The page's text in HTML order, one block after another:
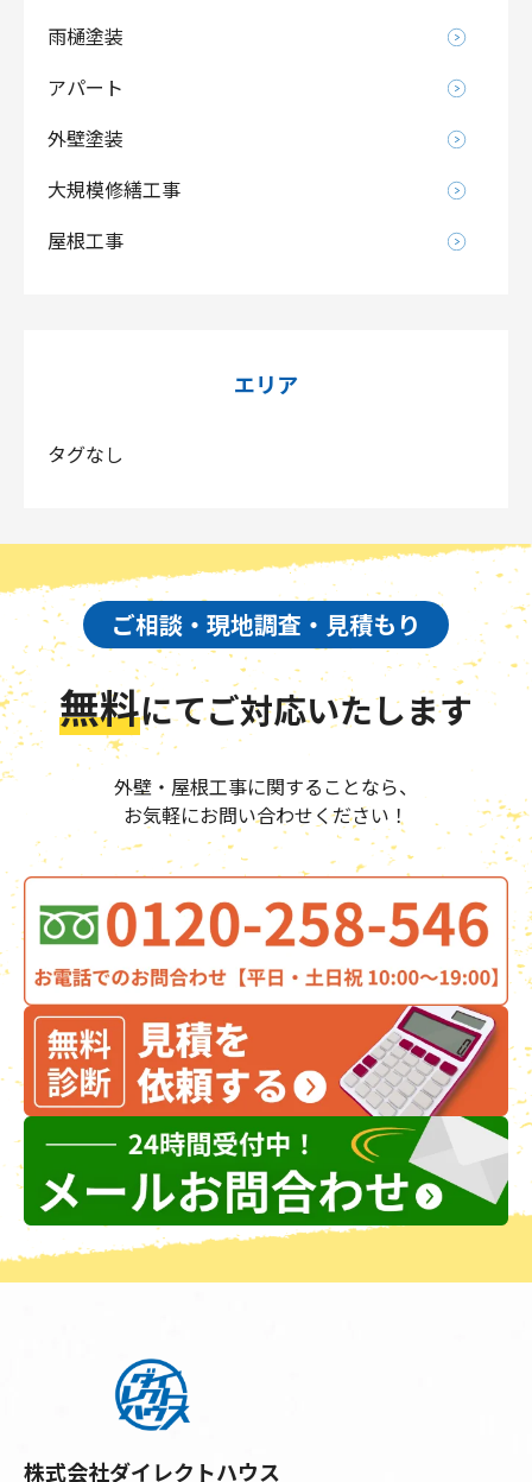
雨樋塗装
アパート
外壁塗装
大規模修繕工事
屋根工事
エリア
タグなし
ご相談・現地調査・見積もり
無料にてご対応いたします
外壁・屋根工事に関することなら、
お気軽にお問い合わせください！
株式会社ダイレクトハウス